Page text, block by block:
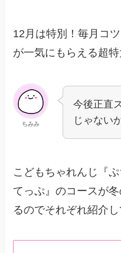
12月は特別！毎月コ
が一気にもらえる超特
ちみみ
今後正直
じゃない
こどもちゃれんじ『
てっぷ』のコースが
るのでそれぞれ紹介し